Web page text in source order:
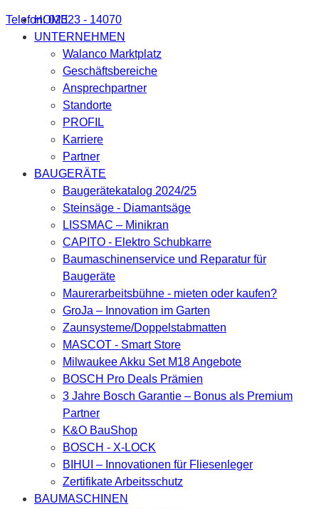
Telefon: 02323 - 14070
HOME
UNTERNEHMEN
Walanco Marktplatz
Geschäftsbereiche
Ansprechpartner
Standorte
PROFIL
Karriere
Partner
BAUGERÄTE
Baugerätekatalog 2024/25
Steinsäge - Diamantsäge
LISSMAC – Minikran
CAPITO - Elektro Schubkarre
Baumaschinenservice und Reparatur für
Baugeräte
Maurerarbeitsbühne - mieten oder kaufen?
GroJa – Innovation im Garten
Zaunsysteme/Doppelstabmatten
MASCOT - Smart Store
Milwaukee Akku Set M18 Angebote
BOSCH Pro Deals Prämien
3 Jahre Bosch Garantie – Bonus als Premium
Partner
K&O BauShop
BOSCH - X-LOCK
BIHUI – Innovationen für Fliesenleger
Zertifikate Arbeitsschutz
BAUMASCHINEN